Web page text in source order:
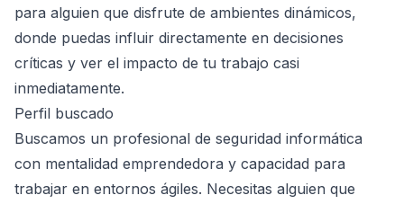
para alguien que disfrute de ambientes dinámicos,
donde puedas influir directamente en decisiones
críticas y ver el impacto de tu trabajo casi
inmediatamente.
Perfil buscado
Buscamos un profesional de seguridad informática
con mentalidad emprendedora y capacidad para
trabajar en entornos ágiles. Necesitas alguien que